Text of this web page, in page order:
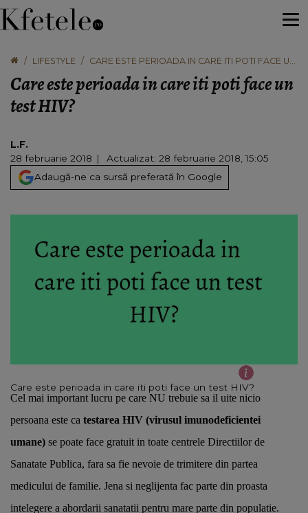
LIFESTYLE
CARE ESTE PERIOADA IN CARE ITI POTI FACE UN
Care este perioada in care iti poti face un
test HIV?
L.F.
28 februarie 2018
Actualizat: 28 februarie 2018, 15:05
Adaugă-ne ca sursă preferată în Google
Care este perioada in care iti poti face un test HIV?
Cel mai important lucru pe care NU trebuie sa il uite nicio
persoana este ca testarea HIV (virusul imunodeficientei
umane) se poate face gratuit in toate centrele Directiilor de
Sanatate Publica, fara sa fie nevoie de trimitere din partea
medicului de familie. Jena si neglijenta fac parte din proasta
intelegere a abordarii sanatatii pentru mare parte din populatie.